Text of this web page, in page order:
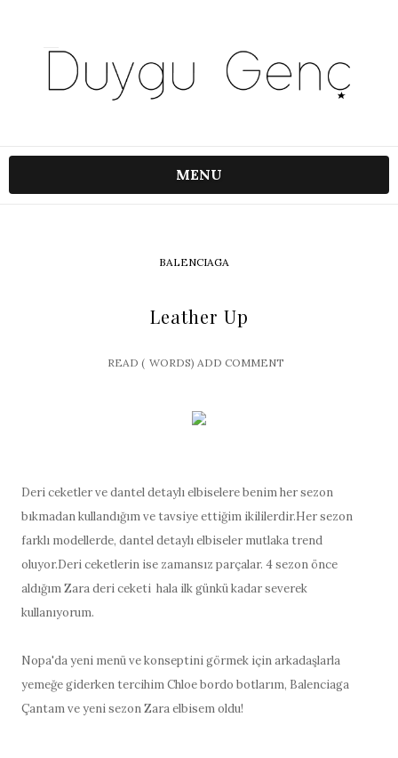
MENU
BALENCIAGA
Leather Up
READ ( WORDS) ADD COMMENT
Deri ceketler ve dantel detaylı elbiselere benim her sezon
bıkmadan kullandığım ve tavsiye ettiğim ikililerdir.Her sezon
farklı modellerde, dantel detaylı elbiseler mutlaka trend
oluyor.Deri ceketlerin ise zamansız parçalar. 4 sezon önce
aldığım Zara deri ceketi hala ilk günkü kadar severek
kullanıyorum.
Nopa'da yeni menü ve konseptini görmek için arkadaşlarla
yemeğe giderken tercihim Chloe bordo botlarım, Balenciaga
Çantam ve yeni sezon Zara elbisem oldu!